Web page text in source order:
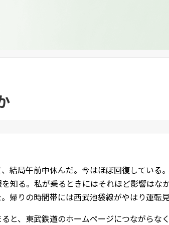
結局午前中休んだ。今はほぼ回復している
知る。私が乗るときにはそれほど影響はな
帰りの時間帯には西武池袋線がやはり運転
と、東武鉄道のホームページにつながらな